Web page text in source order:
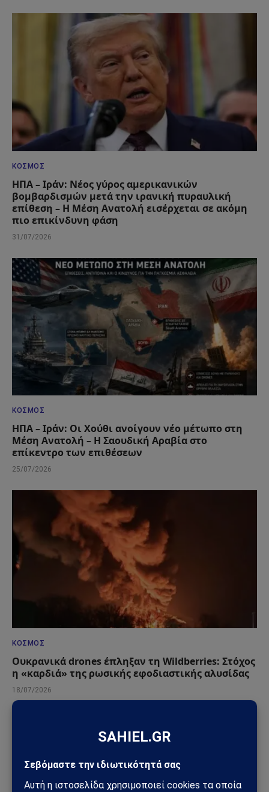
ΚΌΣΜΟΣ
ΗΠΑ – Ιράν: Νέος γύρος αμερικανικών
βομβαρδισμών μετά την ιρανική πυραυλική
επίθεση – Η Μέση Ανατολή εισέρχεται σε ακόμη
πιο επικίνδυνη φάση
31/07/2026
ΚΌΣΜΟΣ
ΗΠΑ – Ιράν: Οι Χούθι ανοίγουν νέο μέτωπο στη
Μέση Ανατολή – Η Σαουδική Αραβία στο
επίκεντρο των επιθέσεων
25/07/2026
ΚΌΣΜΟΣ
Ουκρανικά drones έπληξαν τη Wildberries: Στόχος
η «καρδιά» της ρωσικής εφοδιαστικής αλυσίδας
18/07/2026